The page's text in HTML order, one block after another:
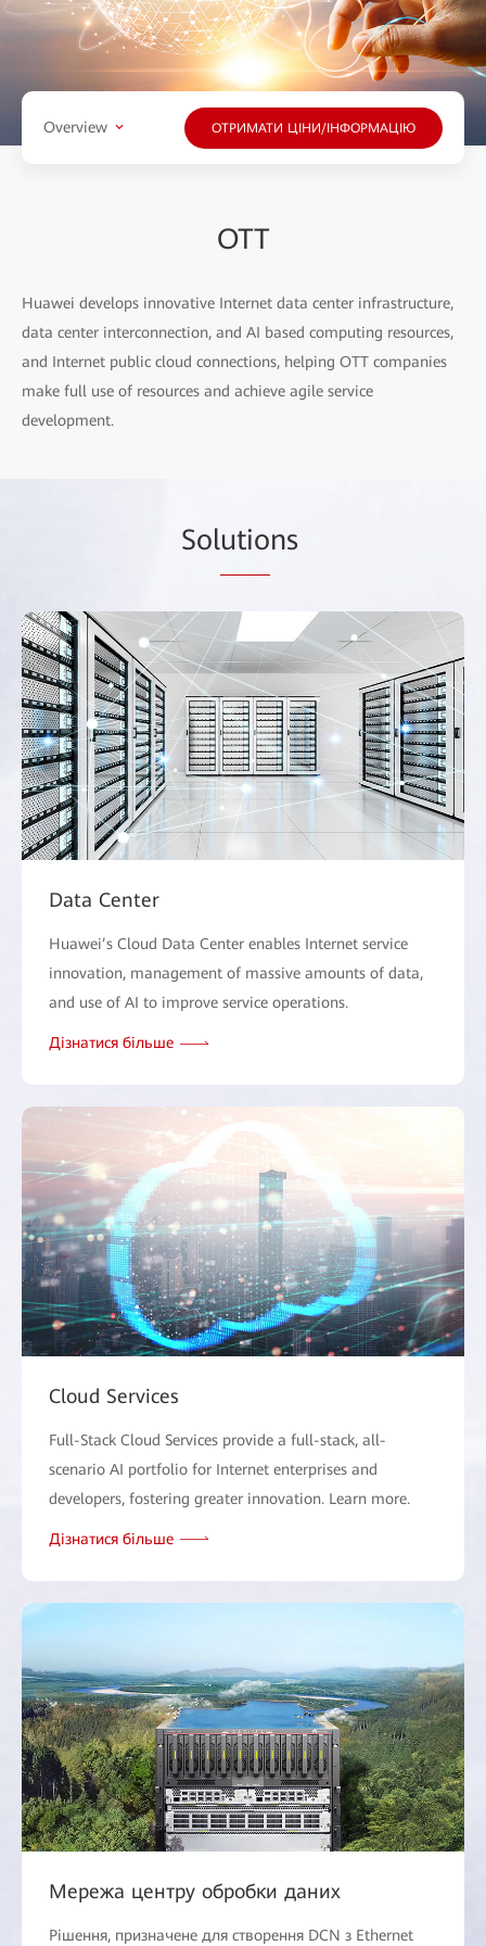
Overview ОТРИМАТИ ЦІНИ/ІНФОРМАЦІЮ
OTT
Huawei develops innovative Internet data center infrastructure,
data center interconnection, and AI based computing resources,
and Internet public cloud connections, helping OTT companies
make full use of resources and achieve agile service
development.
Solutions
Data Center
Huawei’s Cloud Data Center enables Internet service
innovation, management of massive amounts of data,
and use of AI to improve service operations.
Дізнатися більше
Cloud Services
Full-Stack Cloud Services provide a full-stack, all-
scenario AI portfolio for Internet enterprises and
developers, fostering greater innovation. Learn more.
Дізнатися більше
Мережа центру обробки даних
Рішення, призначене для створення DCN з Ethernet